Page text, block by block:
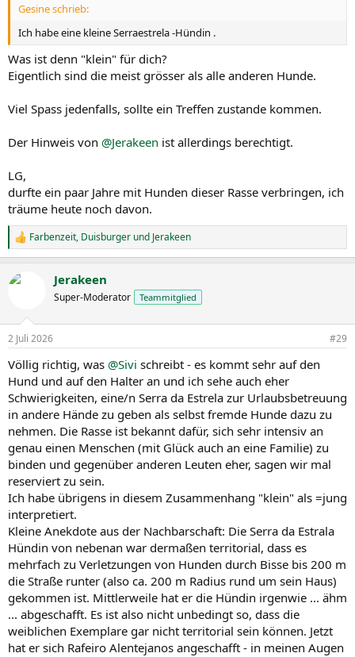
Gesine schrieb:
Ich habe eine kleine Serraestrela -Hündin .
Was ist denn "klein" für dich?
Eigentlich sind die meist grösser als alle anderen Hunde.
Viel Spass jedenfalls, sollte ein Treffen zustande kommen.
Der Hinweis von @Jerakeen ist allerdings berechtigt.
LG,
durfte ein paar Jahre mit Hunden dieser Rasse verbringen, ich
träume heute noch davon.
R
e
k
e
:
Farbenzeit, Duisburger und Jerakeen
Jerakeen
Super-Moderator Teammitglied
2 Juli 2026 #29
Völlig richtig, was @Sivi schreibt - es kommt sehr auf den
Hund und auf den Halter an und ich sehe auch eher
Schwierigkeiten, eine/n Serra da Estrela zur Urlaubsbetreuung
in andere Hände zu geben als selbst fremde Hunde dazu zu
nehmen. Die Rasse ist bekannt dafür, sich sehr intensiv an
genau einen Menschen (mit Glück auch an eine Familie) zu
binden und gegenüber anderen Leuten eher, sagen wir mal
reserviert zu sein.
Ich habe übrigens in diesem Zusammenhang "klein" als =jung
interpretiert.
Kleine Anekdote aus der Nachbarschaft: Die Serra da Estrala
Hündin von nebenan war dermaßen territorial, dass es
mehrfach zu Verletzungen von Hunden durch Bisse bis 200 m
die Straße runter (also ca. 200 m Radius rund um sein Haus)
gekommen ist. Mittlerweile hat er die Hündin irgenwie ... ähm
... abgeschafft. Es ist also nicht unbedingt so, dass die
weiblichen Exemplare gar nicht territorial sein können. Jetzt
hat er sich Rafeiro Alentejanos angeschafft - in meinen Augen